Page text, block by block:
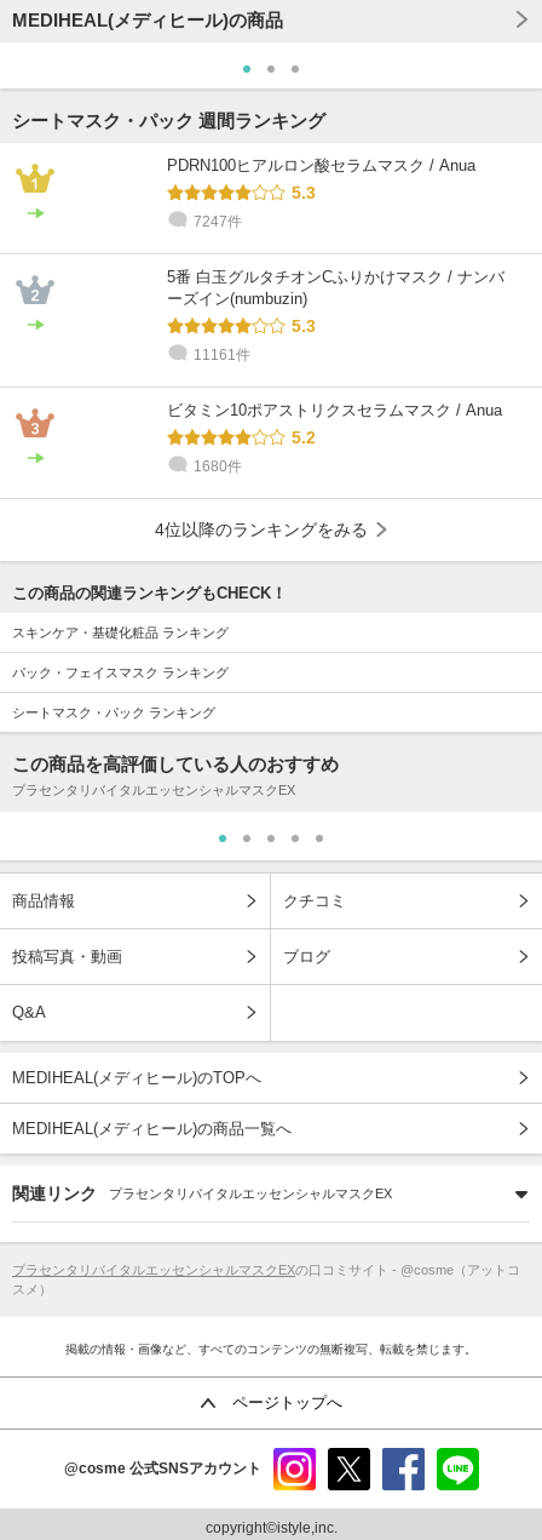
MEDIHEAL(メディヒール)の商品
シートマスク・パック 週間ランキング
PDRN100ヒアルロン酸セラムマスク / Anua
5.3
7247件
5番 白玉グルタチオンCふりかけマスク / ナンバ
ーズイン(numbuzin)
5.3
11161件
ビタミン10ポアストリクスセラムマスク / Anua
5.2
1680件
4位以降のランキングをみる
この商品の関連ランキングもCHECK！
スキンケア・基礎化粧品 ランキング
パック・フェイスマスク ランキング
シートマスク・パック ランキング
この商品を高評価している人のおすすめ
プラセンタリバイタルエッセンシャルマスクEX
商品情報 クチコミ
投稿写真・動画 ブログ
Q&A
MEDIHEAL(メディヒール)のTOPへ
MEDIHEAL(メディヒール)の商品一覧へ
関連リンク プラセンタリバイタルエッセンシャルマスクEX
プラセンタリバイタルエッセンシャルマスクEXの口コミサイト - @cosme（アットコ
スメ）
掲載の情報・画像など、すべてのコンテンツの無断複写、転載を禁じます。
ページトップへ
@cosme 公式SNSアカウント
ram
copyright©istyle,inc.